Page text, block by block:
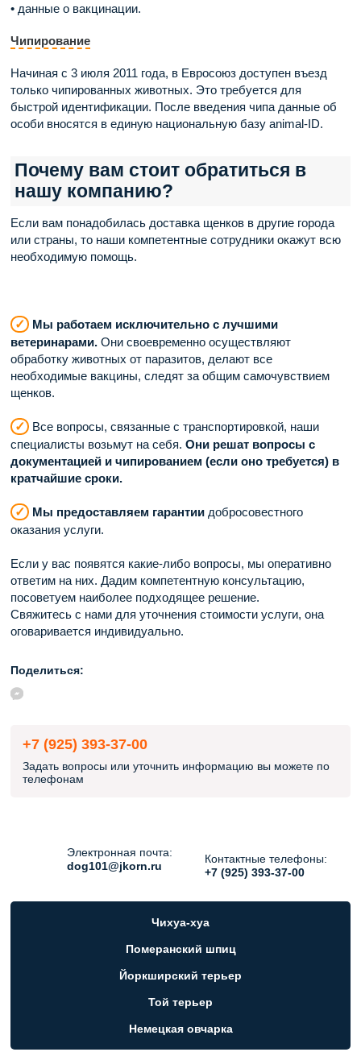
• данные о вакцинации.
Чипирование
Начиная с 3 июля 2011 года, в Евросоюз доступен въезд
только чипированных животных. Это требуется для
быстрой идентификации. После введения чипа данные об
особи вносятся в единую национальную базу animal-ID.
Почему вам стоит обратиться в
нашу компанию?
Если вам понадобилась доставка щенков в другие города
или страны, то наши компетентные сотрудники окажут всю
необходимую помощь.
✓ Мы работаем исключительно с лучшими
ветеринарами. Они своевременно осуществляют
обработку животных от паразитов, делают все
необходимые вакцины, следят за общим самочувствием
щенков.
✓ Все вопросы, связанные с транспортировкой, наши
специалисты возьмут на себя.Они решат вопросы с
документацией и чипированием (если оно требуется) в
кратчайшие сроки.
✓ Мы предоставляем гарантии добросовестного
оказания услуги.
Если у вас появятся какие-либо вопросы, мы оперативно
ответим на них. Дадим компетентную консультацию,
посоветуем наиболее подходящее решение.
Свяжитесь с нами для уточнения стоимости услуги, она
оговаривается индивидуально.
Поделиться:
+7 (925) 393-37-00
Задать вопросы или уточнить информацию вы можете по
телефонам
Электронная почта:
dog101@jkorn.ru
Контактные телефоны:
+7 (925) 393-37-00
Чихуа-хуа
Померанский шпиц
Йоркширский терьер
Той терьер
Немецкая овчарка